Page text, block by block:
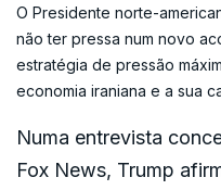
escassez de
importava cerca de
do Golfo Pérsico.
A interrupção da
que o preço
O Presidente norte-
não ter pressa num novo
estratégia de pressão
economia iraniana e a sua
Numa entrevista
Fox News, Trump